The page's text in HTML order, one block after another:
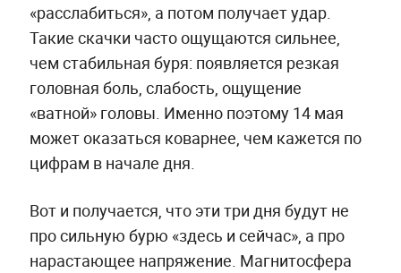
«расслабиться», а потом получает удар.
Такие скачки часто ощущаются сильнее,
чем стабильная буря: появляется резкая
головная боль, слабость, ощущение
«ватной» головы. Именно поэтому 14 мая
может оказаться коварнее, чем кажется по
цифрам в начале дня.
Вот и получается, что эти три дня будут не
про сильную бурю «здесь и сейчас», а про
нарастающее напряжение. Магнитосфера